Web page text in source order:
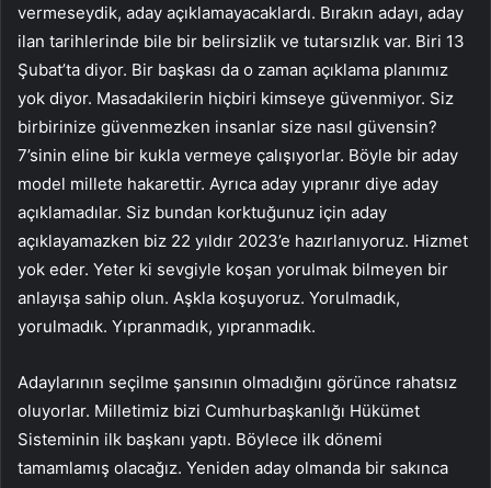
vermeseydik, aday açıklamayacaklardı. Bırakın adayı, aday
ilan tarihlerinde bile bir belirsizlik ve tutarsızlık var. Biri 13
Şubat’ta diyor. Bir başkası da o zaman açıklama planımız
yok diyor. Masadakilerin hiçbiri kimseye güvenmiyor. Siz
birbirinize güvenmezken insanlar size nasıl güvensin?
7’sinin eline bir kukla vermeye çalışıyorlar. Böyle bir aday
model millete hakarettir. Ayrıca aday yıpranır diye aday
açıklamadılar. Siz bundan korktuğunuz için aday
açıklayamazken biz 22 yıldır 2023’e hazırlanıyoruz. Hizmet
yok eder. Yeter ki sevgiyle koşan yorulmak bilmeyen bir
anlayışa sahip olun. Aşkla koşuyoruz. Yorulmadık,
yorulmadık. Yıpranmadık, yıpranmadık.
Adaylarının seçilme şansının olmadığını görünce rahatsız
oluyorlar. Milletimiz bizi Cumhurbaşkanlığı Hükümet
Sisteminin ilk başkanı yaptı. Böylece ilk dönemi
tamamlamış olacağız. Yeniden aday olmanda bir sakınca